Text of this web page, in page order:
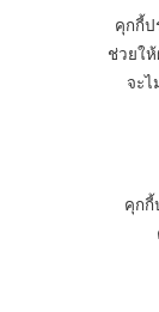
คุกกี้ป
ช่วยใ
จะไ
คุกกี้